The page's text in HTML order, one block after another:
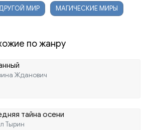
МИР МАГИЧЕСКИЕ МИРЫ
по жанру
Жданович
тайна осени
Тырин